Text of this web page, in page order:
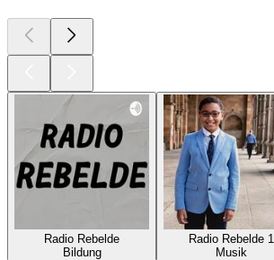
Radio Rebelde
Bildung
Radio Rebelde 1
Musik